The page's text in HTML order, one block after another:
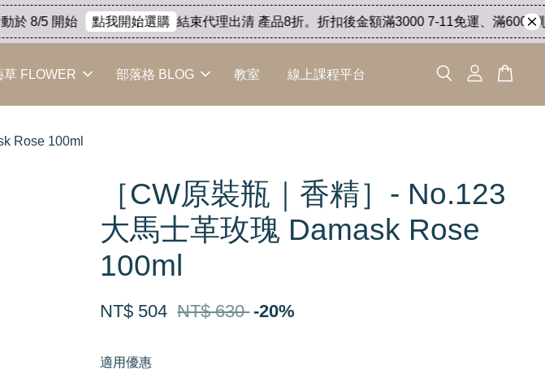
8/5 開始 點我開始選購 結束代理出清 產品8折。折扣後金額滿3000 7-11免運、滿6000 順
草 FLOWER 部落格 BLOG 教室 線上課程平台
Rose 100ml
［CW原裝瓶｜香精］- No.123
大馬士革玫瑰 Damask Rose
100ml
NT$ 504 NT$ 630 -20%
適用優惠